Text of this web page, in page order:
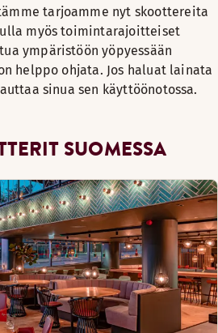
tarjoamme nyt skoottereita
myös toimintarajoitteiset
ympäristöön yöpyessään
helppo ohjata. Jos haluat lainata
sinua sen käyttöönotossa.
SUOMESSA